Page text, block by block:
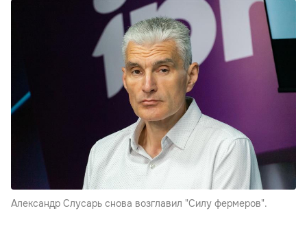
Александр Слусарь снова возглавил "Силу фермеров".